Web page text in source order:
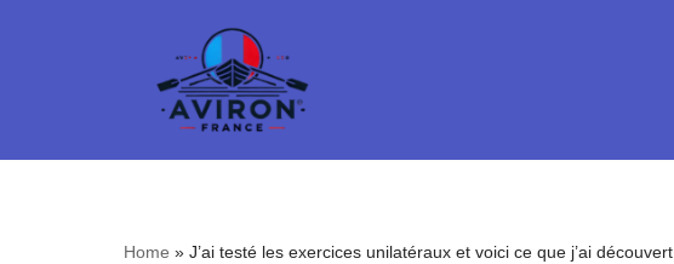
Home » J’ai testé les exercices unilatéraux et voici ce que j’ai découvert